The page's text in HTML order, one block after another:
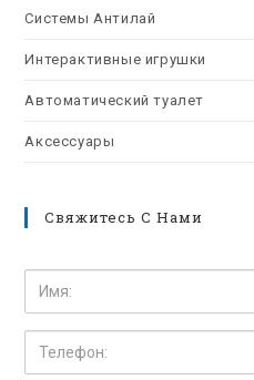
Системы Антилай
Интерактивные игрушки
Автоматический туалет
Аксессуары
Свяжитесь С Нами